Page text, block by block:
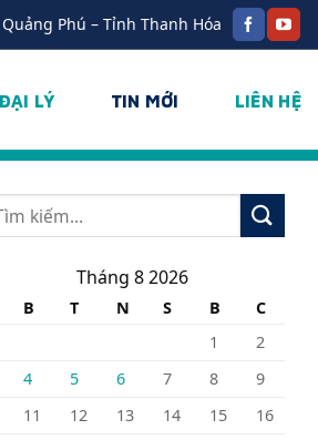
Phú – Tỉnh Thanh Hóa
LÝ TIN MỚI LIÊN HỆ
Tháng 8 2026
B T N S B
C
1
2
4 5 6 7 8
9
11 12 13 14 15
16